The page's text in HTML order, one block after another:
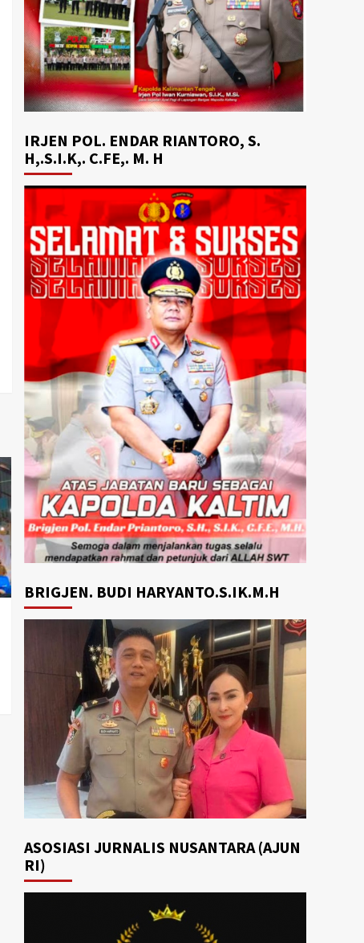
IRJEN POL. ENDAR RIANTORO, S.
H,.S.I.K,. C.FE,. M. H
BRIGJEN. BUDI HARYANTO.S.IK.M.H
ASOSIASI JURNALIS NUSANTARA (AJUN
RI)